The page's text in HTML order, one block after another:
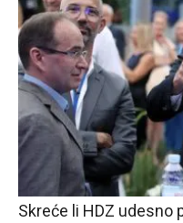
Skreće li HDZ udesno